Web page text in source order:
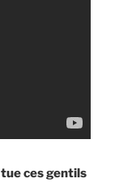
ces gentils